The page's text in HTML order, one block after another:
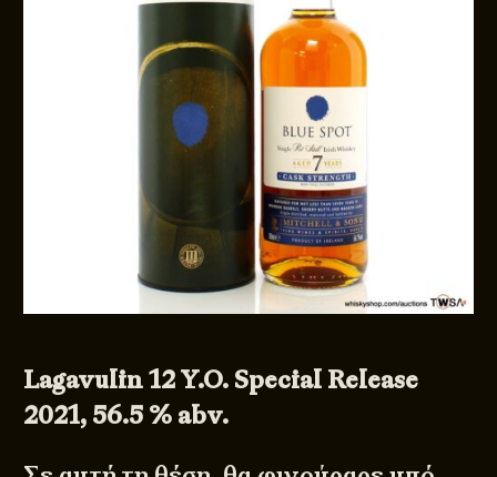
Lagavulin 12 Y.O. Special Release
2021, 56.5 % abv.